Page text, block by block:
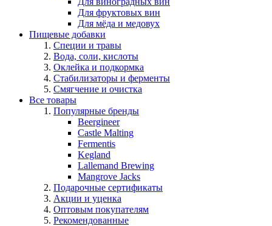
Для фруктовых вин
Для мёда и медовух
Пищевые добавки
Специи и травы
Вода, соли, кислоты
Оклейка и подкормка
Стабилизаторы и ферменты
Смягчение и очистка
Все товары
Популярные бренды
Beergineer
Castle Malting
Fermentis
Kegland
Lallemand Brewing
Mangrove Jacks
Подарочные сертификаты
Акции и уценка
Оптовым покупателям
Рекомендованные